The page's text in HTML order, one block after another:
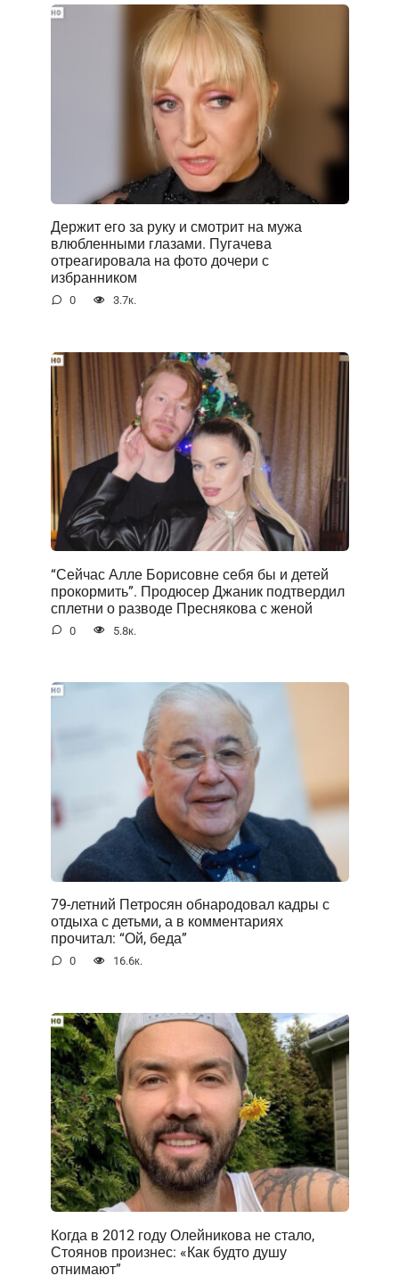
Держит его за руку и смотрит на мужа
влюбленными глазами. Пугачева
отреагировала на фото дочери с
избранником
0 3.7к.
“Сейчас Алле Борисовне себя бы и детей
прокормить”. Продюсер Джаник подтвердил
сплетни о разводе Преснякова с женой
0 5.8к.
79-летний Петросян обнародовал кадры с
отдыха с детьми, а в комментариях
прочитал: “Ой, беда”
0 16.6к.
Когда в 2012 году Олейникова не стало,
Стоянов произнес: «Как будто душу
отнимают”